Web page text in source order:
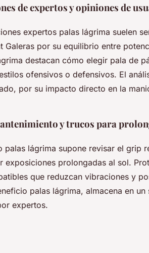
de expertos y opiniones de
expertos palas lágrima suelen
Galeras por su equilibrio entre
destacan cómo elegir pala de
ofensivos o defensivos. El
por su impacto directo en la
y trucos para
palas lágrima supone revisar el grip
exposiciones prolongadas al sol.
que reduzcan vibraciones y
palas lágrima, almacena en
expertos.